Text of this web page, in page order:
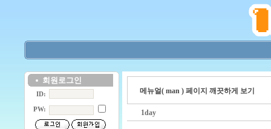
회원로그인
ID:
PW:
메뉴얼( man ) 페이지 깨끗하게 보기
1day